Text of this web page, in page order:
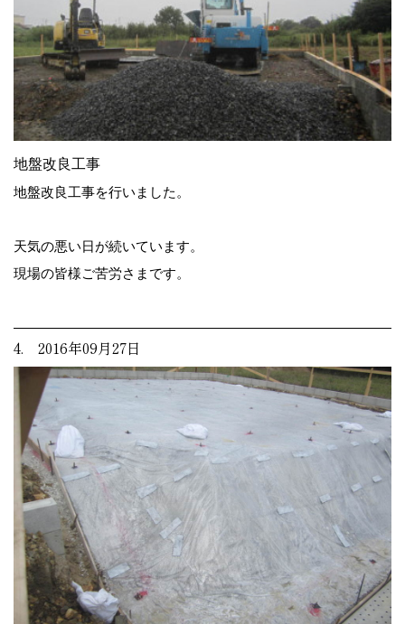
地盤改良工事
地盤改良工事を行いました。
天気の悪い日が続いています。
現場の皆様ご苦労さまです。
4. 2016年09月27日